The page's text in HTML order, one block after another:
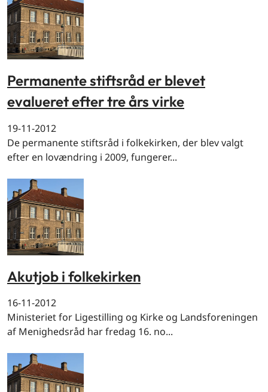
Permanente stiftsråd er blevet
evalueret efter tre års virke
19-11-2012
De permanente stiftsråd i folkekirken, der blev valgt
efter en lovændring i 2009, fungerer...
Akutjob i folkekirken
16-11-2012
Ministeriet for Ligestilling og Kirke og Landsforeningen
af Menighedsråd har fredag 16. no...